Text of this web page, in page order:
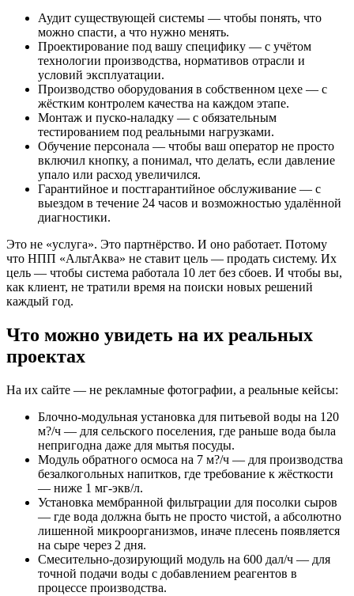
Аудит существующей системы — чтобы понять, что
можно спасти, а что нужно менять.
Проектирование под вашу специфику — с учётом
технологии производства, нормативов отрасли и
условий эксплуатации.
Производство оборудования в собственном цехе — с
жёстким контролем качества на каждом этапе.
Монтаж и пуско-наладку — с обязательным
тестированием под реальными нагрузками.
Обучение персонала — чтобы ваш оператор не просто
включил кнопку, а понимал, что делать, если давление
упало или расход увеличился.
Гарантийное и постгарантийное обслуживание — с
выездом в течение 24 часов и возможностью удалённой
диагностики.
Это не «услуга». Это партнёрство. И оно работает. Потому
что НПП «АльтАква» не ставит цель — продать систему. Их
цель — чтобы система работала 10 лет без сбоев. И чтобы вы,
как клиент, не тратили время на поиски новых решений
каждый год.
Что можно увидеть на их реальных
проектах
На их сайте — не рекламные фотографии, а реальные кейсы:
Блочно-модульная установка для питьевой воды на 120
м?/ч — для сельского поселения, где раньше вода была
непригодна даже для мытья посуды.
Модуль обратного осмоса на 7 м?/ч — для производства
безалкогольных напитков, где требование к жёсткости
— ниже 1 мг-экв/л.
Установка мембранной фильтрации для посолки сыров
— где вода должна быть не просто чистой, а абсолютно
лишенной микроорганизмов, иначе плесень появляется
на сыре через 2 дня.
Смесительно-дозирующий модуль на 600 дал/ч — для
точной подачи воды с добавлением реагентов в
процессе производства.